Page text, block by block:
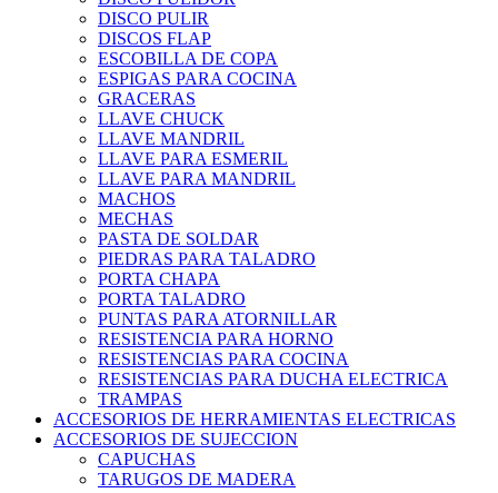
DISCO PULIR
DISCOS FLAP
ESCOBILLA DE COPA
ESPIGAS PARA COCINA
GRACERAS
LLAVE CHUCK
LLAVE MANDRIL
LLAVE PARA ESMERIL
LLAVE PARA MANDRIL
MACHOS
MECHAS
PASTA DE SOLDAR
PIEDRAS PARA TALADRO
PORTA CHAPA
PORTA TALADRO
PUNTAS PARA ATORNILLAR
RESISTENCIA PARA HORNO
RESISTENCIAS PARA COCINA
RESISTENCIAS PARA DUCHA ELECTRICA
TRAMPAS
ACCESORIOS DE HERRAMIENTAS ELECTRICAS
ACCESORIOS DE SUJECCION
CAPUCHAS
TARUGOS DE MADERA